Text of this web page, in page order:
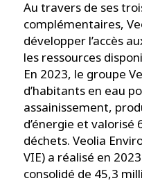
Au travers de ses
complémentaires,
développer l’accès
les ressources
En 2023, le groupe
d’habitants en eau
assainissement,
d’énergie et valorisé
déchets. Veolia
VIE) a réalisé en
consolidé de 45,3